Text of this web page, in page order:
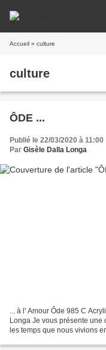
Accueil » culture
culture
ÔDE ...
Publié le 22/03/2020 à 11:00
Par Gisèle Dalla Longa
... à l' Amour Ôde 985 C
Longa Je vous présente une
les temps que nous vivions